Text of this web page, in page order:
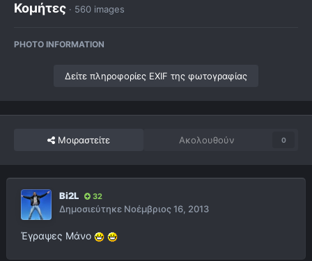
Κομήτες · 560 images
PHOTO INFORMATION
Δείτε πληροφορίες EXIF της φωτογραφίας
Μοιραστείτε Ακολουθούν 0
Bi2L 32
Δημοσιεύτηκε Νοέμβριος 16, 2013
Έγραψες Μάνο